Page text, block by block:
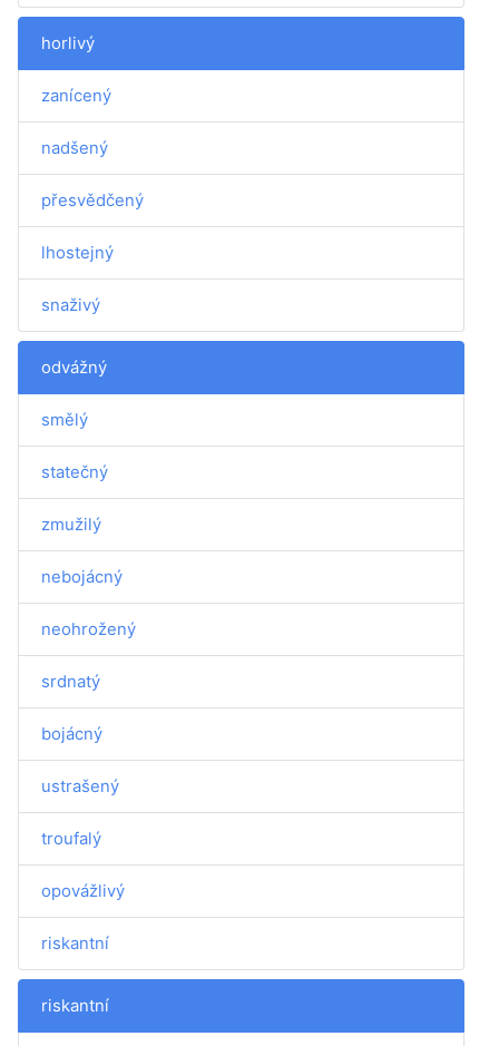
horlivý
zanícený
nadšený
přesvědčený
lhostejný
snaživý
odvážný
smělý
statečný
zmužilý
nebojácný
neohrožený
srdnatý
bojácný
ustrašený
troufalý
opovážlivý
riskantní
riskantní